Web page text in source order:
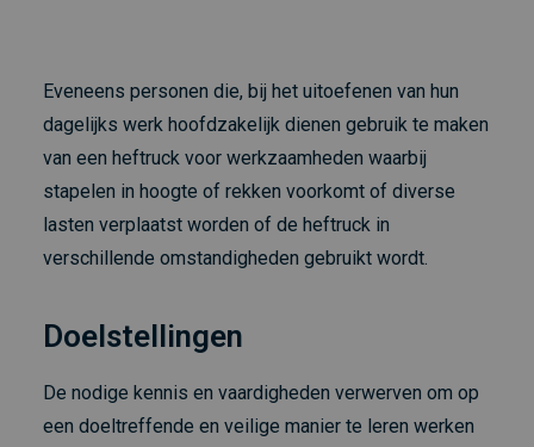
Eveneens personen die, bij het uitoefenen van hun
dagelijks werk hoofdzakelijk dienen gebruik te maken
van een heftruck voor werkzaamheden waarbij
stapelen in hoogte of rekken voorkomt of diverse
lasten verplaatst worden of de heftruck in
verschillende omstandigheden gebruikt wordt.
Doelstellingen
De nodige kennis en vaardigheden verwerven om op
een doeltreffende en veilige manier te leren werken